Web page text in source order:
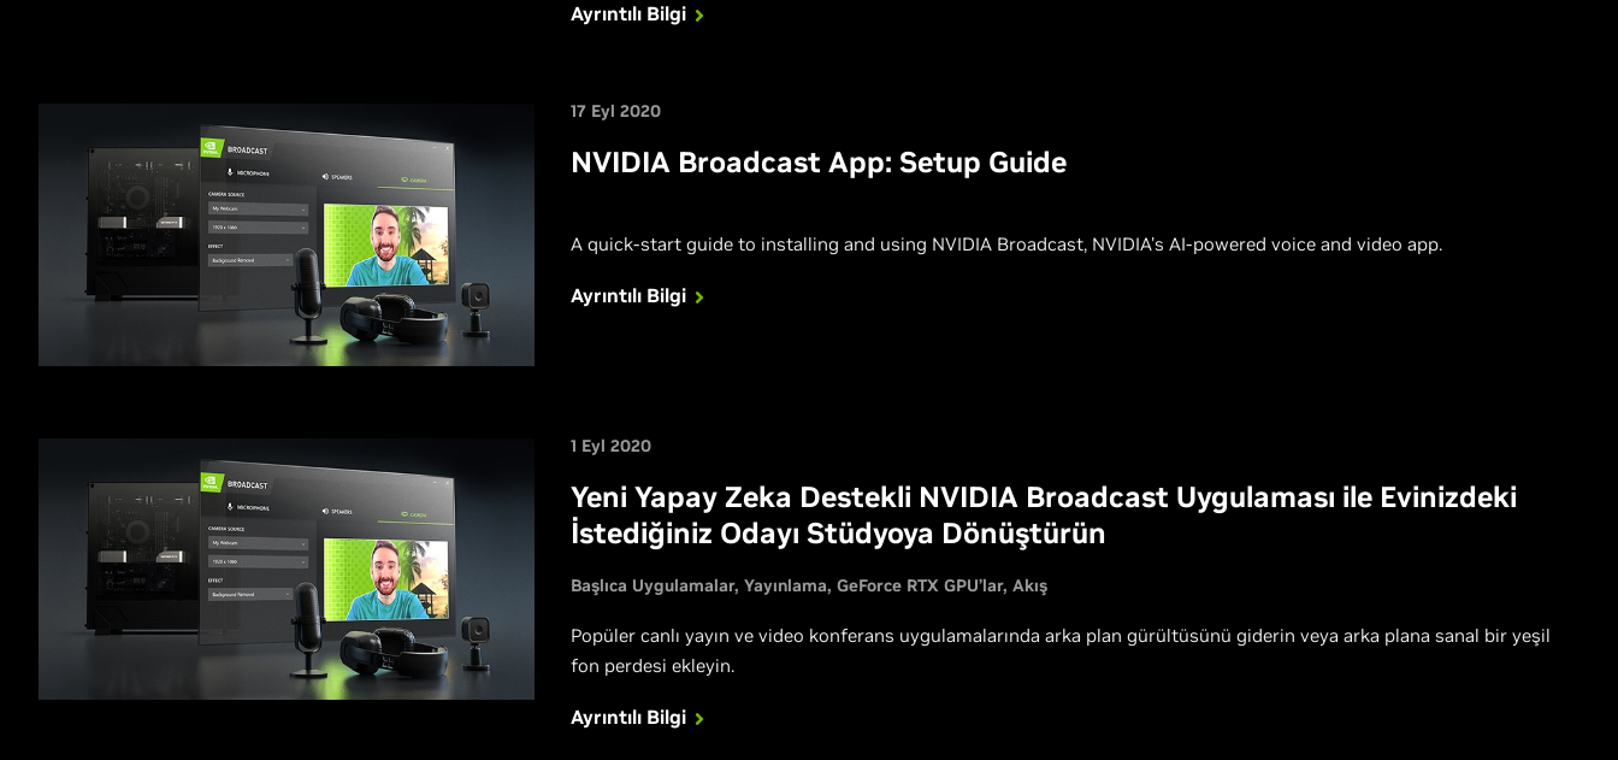
Ayrıntılı Bilgi
17 Eyl 2020
NVIDIA Broadcast App: Setup Guide
A quick-start guide to installing and using NVIDIA Broadcast, NVIDIA's AI-powered voice and video app.
Ayrıntılı Bilgi
1 Eyl 2020
Yeni Yapay Zeka Destekli NVIDIA Broadcast Uygulaması ile Evinizdeki
İstediğiniz Odayı Stüdyoya Dönüştürün
Başlıca Uygulamalar Yayınlama GeForce RTX GPU’lar Akış
Popüler canlı yayın ve video konferans uygulamalarında arka plan gürültüsünü giderin veya arka plana sanal bir yeşil
fon perdesi ekleyin.
Ayrıntılı Bilgi